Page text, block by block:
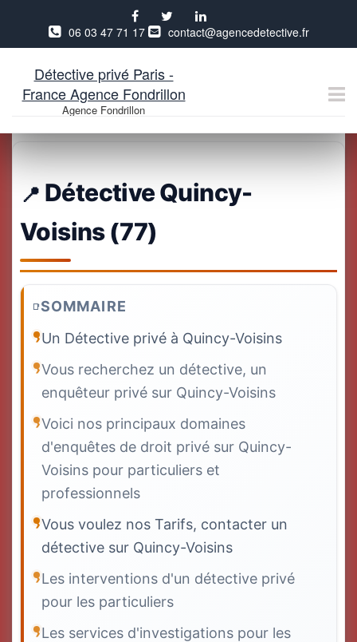
Aller
contenu
06 03 47 71 17 contact@agencedetective.fr
Détective privé Paris -
France Agence Fondrillon
Agence Fondrillon
Détective Quincy-
Voisins (77)
SOMMAIRE
Un Détective privé à Quincy-Voisins
Vous recherchez un détective, un
enquêteur privé sur Quincy-Voisins
Voici nos principaux domaines
d'enquêtes de droit privé sur Quincy-
Voisins pour particuliers et
professionnels
Vous voulez nos Tarifs, contacter un
détective sur Quincy-Voisins
Les interventions d'un détective privé
pour les particuliers
Les services d'investigations pour les